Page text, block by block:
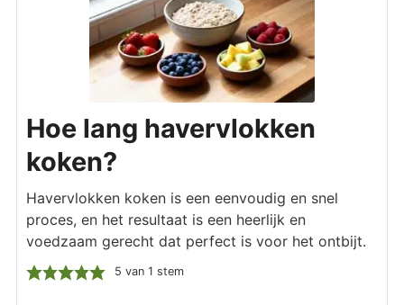
Hoe lang havervlokken
koken?
Havervlokken koken is een eenvoudig en snel
proces, en het resultaat is een heerlijk en
voedzaam gerecht dat perfect is voor het ontbijt.
5 van 1 stem